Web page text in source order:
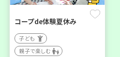
コープde体験夏休み
子ども
親子で楽しむ